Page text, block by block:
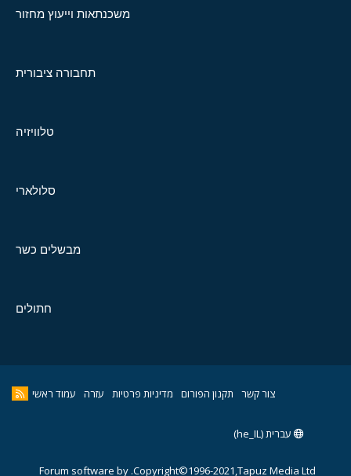
משכנתאות וייעוץ מחזור
תחבורה ציבורית
טלוויזיה
סלולארי
מבשלים כשר
חתולים
צור קשר תקנון הפורום מדיניות פרטיות עזרה עמוד ראשי
עברית (he_IL)
Copyright©1996-2021,Tapuz Media Ltd.
Forum software by